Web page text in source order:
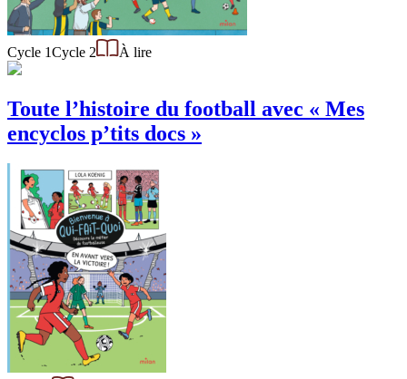
Cycle 1Cycle 2 À lire
Toute l’histoire du football avec « Mes
encyclos p’tits docs »